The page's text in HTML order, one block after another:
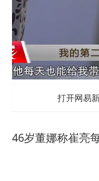
打开网易
46岁董娜称崔亮